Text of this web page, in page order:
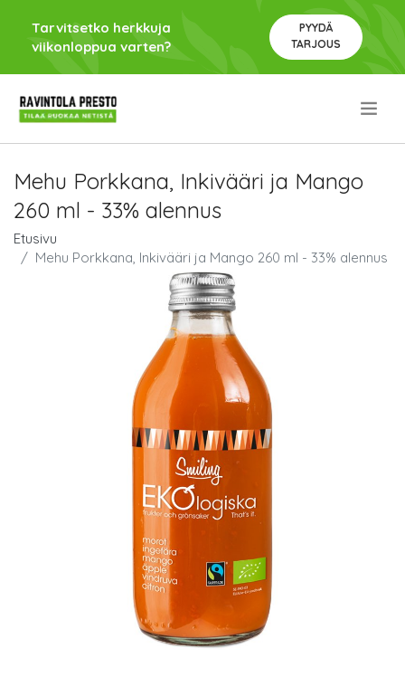
Tarvitsetko herkkuja
viikonloppua varten?
PYYDÄ
TARJOUS
Mehu Porkkana, Inkivääri ja Mango
260 ml - 33% alennus
Etusivu
Mehu Porkkana, Inkivääri ja Mango 260 ml - 33% alennus